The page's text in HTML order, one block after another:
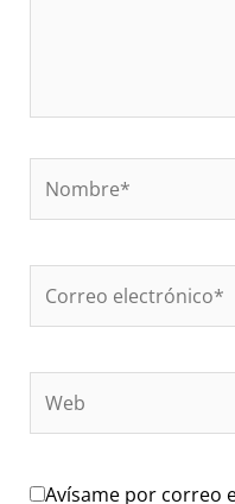
electrónico*
Avísame por correo